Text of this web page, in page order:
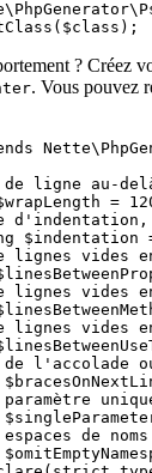
? Créez
. Vous pouvez